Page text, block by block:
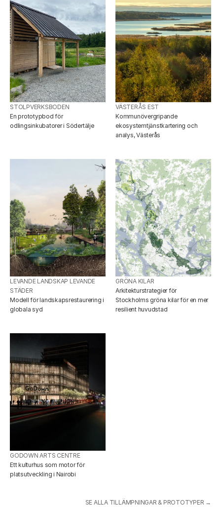
STOLPVERKSBODEN
En prototypbod för
odlingsinkubatorer i Södertälje
VÄSTERÅS EST
Kommunövergripande
ekosystemtjänstkartering och
analys, Västerås
LEVANDE LANDSKAP LEVANDE
STÄDER
Modell för landskapsrestaurering i
globala syd
GRÖNA KILAR
Arkitekturstrategier för
Stockholms gröna kilar för en mer
resilient huvudstad
GODOWN ARTS CENTRE
Ett kulturhus som motor för
platsutveckling i Nairobi
SE ALLA TILLÄMPNINGAR & PROTOTYPER →